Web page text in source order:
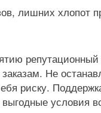
лишних хлопот
репутационный
Не
риску.
условия